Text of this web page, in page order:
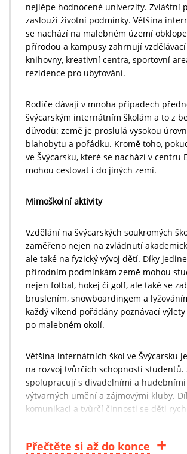
nejlépe hodnocené univerzity. Zvláštní
zaslouží životní podmínky. Většina
se nachází na malebném území
přírodou a kampusy zahrnují
knihovny, kreativní centra, sportovní
rezidence pro ubytování.
Rodiče dávají v mnoha případech
švýcarským internátním školám a to z
důvodů: země je proslulá vysokou
blahobytu a pořádku. Kromě toho,
ve Švýcarsku, které se nachází v centru
mohou cestovat i do jiných zemí.
Mimoškolní aktivity
Vzdělání na švýcarských soukromých
zaměřeno nejen na zvládnutí
ale také na fyzický vývoj dětí. Díky
přírodním podmínkám země mohou
nejen fotbal, hokej či golf, ale také se
bruslením, snowboardingem a
každý víkend pořádány poznávací výlety
po malebném okolí.
Většina internátních škol ve Švýcarsku
na rozvoj tvůrčích schopností studentů.
spolupracují s divadelními a
výtvarných umění a zájmovými kluby.
komunikaci a tvůrčí činnosti se děti
Přečtěte si až do konce